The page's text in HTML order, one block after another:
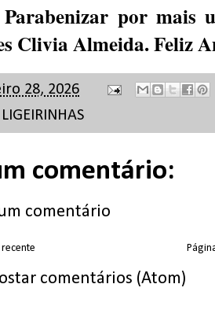
por mais
Clivia Almeida. Feliz
28, 2026
LIGEIRINHAS
comentário:
comentário
comentários (Atom)